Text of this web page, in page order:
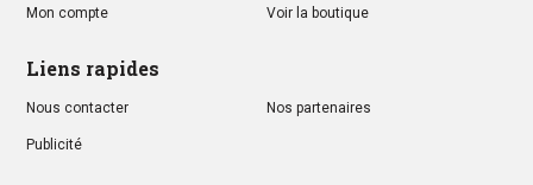
Mon compte Voir la boutique
Liens rapides
Nous contacter Nos partenaires
Publicité